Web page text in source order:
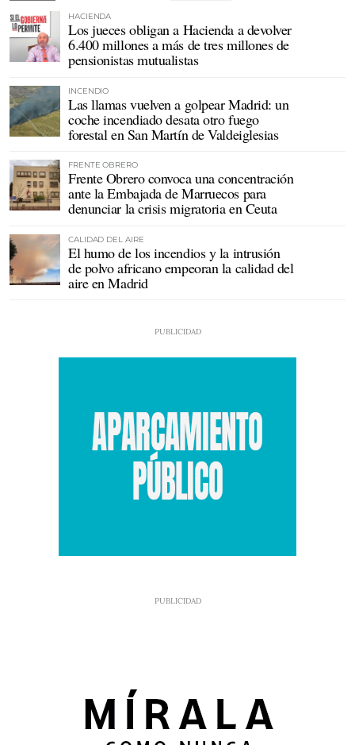
HACIENDA
Los jueces obligan a Hacienda a devolver
6.400 millones a más de tres millones de
pensionistas mutualistas
INCENDIO
Las llamas vuelven a golpear Madrid: un
coche incendiado desata otro fuego
forestal en San Martín de Valdeiglesias
FRENTE OBRERO
Frente Obrero convoca una concentración
ante la Embajada de Marruecos para
denunciar la crisis migratoria en Ceuta
CALIDAD DEL AIRE
El humo de los incendios y la intrusión
de polvo africano empeoran la calidad del
aire en Madrid